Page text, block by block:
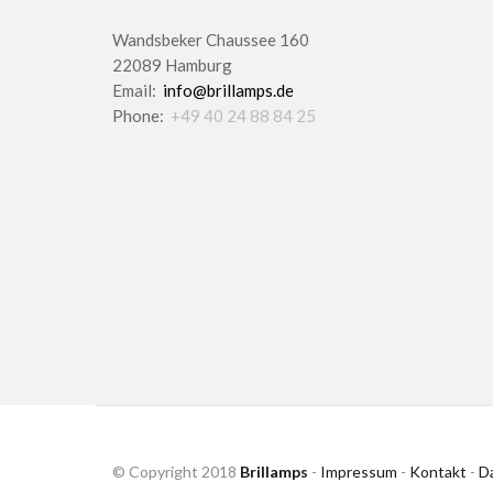
Wandsbeker Chaussee 160
22089 Hamburg
Email: info@brillamps.de
Phone: +49 40 24 88 84 25
© Copyright 2018 Brillamps - Impressum - Kontakt -